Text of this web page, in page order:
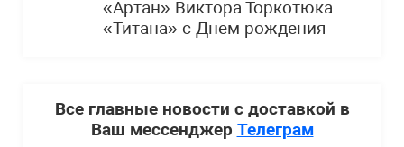
«Артан» Виктора Торкотюка
«Титана» с Днем рождения
Все главные новости с доставкой в
Ваш мессенджер Телеграм